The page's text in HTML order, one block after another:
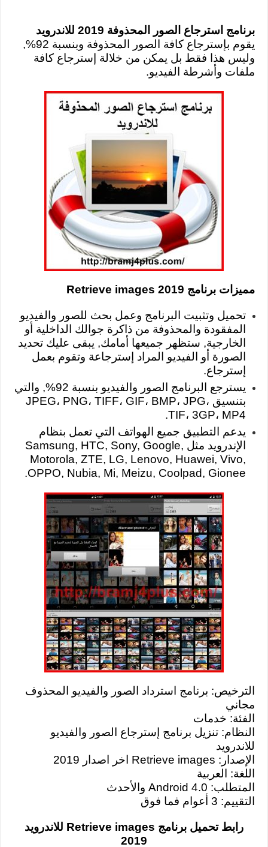
برنامج استرجاع الصور المحذوفة 2019 للاندرويد
يقوم بإسترجاع كافة الصور المحذوفة وبنسبة 92%,
وليس هذا فقط بل يمكن من خلالة إسترجاع كافة
ملفات وأشرطة الفيديو.
مميزات برنامج Retrieve images 2019
تحميل وتثبيت البرنامج وعمل بحث للصور والفيديو
المفقودة والمحذوفة من ذاكرة جوالك الداخلية أو
الخارجية, ستظهر جميعها أمامك, يبقى عليك تحديد
الصورة أو الفيديو المراد إسترجاعة وتقوم بعمل
إسترجاع.
يسترجع البرنامج الصور والفيديو بنسبة 92%, والتي
بتنسيق JPEG، PNG، TIFF، GIF، BMP، JPG،
TIF، 3GP، MP4.
يدعم التطبيق جميع الهواتف التي تعمل بنظام
الإندرويد مثل Samsung, HTC, Sony, Google,
Motorola, ZTE, LG, Lenovo, Huawei, Vivo,
OPPO, Nubia, Mi, Meizu, Coolpad, Gionee.
الترخيص: برنامج استرداد الصور والفيديو المحذوف
مجاني
الفئة: خدمات
النظام: تنزيل برنامج إسترجاع الصور والفيديو
للاندرويد
الإصدار: Retrieve images اخر اصدار 2019
اللغة: العربية
المتطلب: Android 4.0 والأحدث
التقييم: 3 أعوام فما فوق
رابط تحميل برنامج Retrieve images للاندرويد
2019